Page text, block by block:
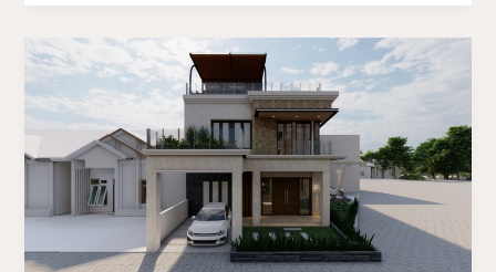
Biaya
Bangun
Rumah
Lantai
Meter
2023